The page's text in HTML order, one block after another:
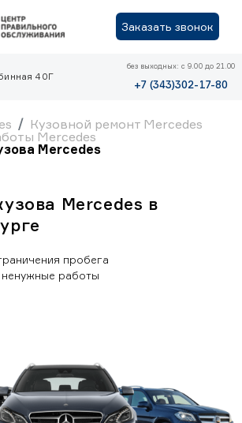
Заказать звонок
40Г
без выходных: с 9.00 до 21.00
+7 (343)302-17-80
Кузовной ремонт Mercedes
Mercedes
Mercedes
Mercedes в
пробега
работы